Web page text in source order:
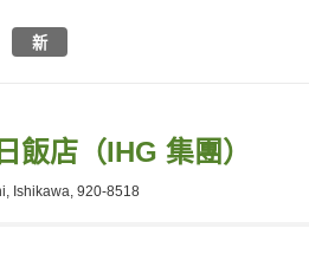
新
飯店（IHG 集團）
Ishikawa, 920-8518